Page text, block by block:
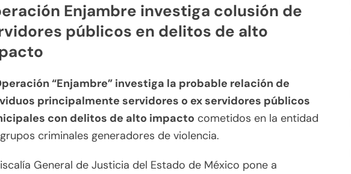
Enjambre investiga colusión de
públicos en delitos de alto
“Enjambre” investiga la probable relación de
principalmente servidores o ex servidores públicos
con delitos de alto impacto cometidos en la entidad
criminales generadores de violencia.
General de Justicia del Estado de México pone a